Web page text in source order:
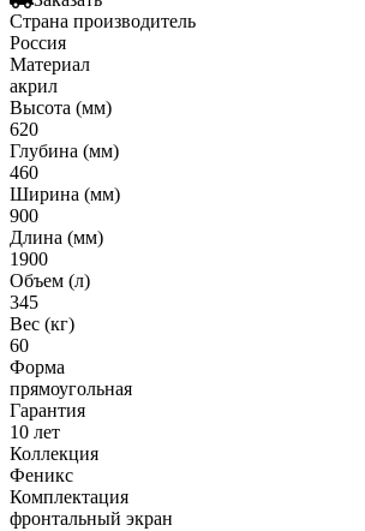
Страна производитель
Россия
Материал
акрил
Высота (мм)
620
Глубина (мм)
460
Ширина (мм)
900
Длина (мм)
1900
Объем (л)
345
Вес (кг)
60
Форма
прямоугольная
Гарантия
10 лет
Коллекция
Феникс
Комплектация
фронтальный экран
Гофрированные трубы и манжеты для унитаза
Сифоны
Развернуть
Смесители и комплектующие
Россинка-ТВК
Смесители для ванной комнаты
Смесители для кухни
Унитазы. писсуары. биде
Биде
Комплектующие для унитазов и инсталляциий
Писсуары
Развернуть(1)
Герметик. клей. пена
Изоляция для труб